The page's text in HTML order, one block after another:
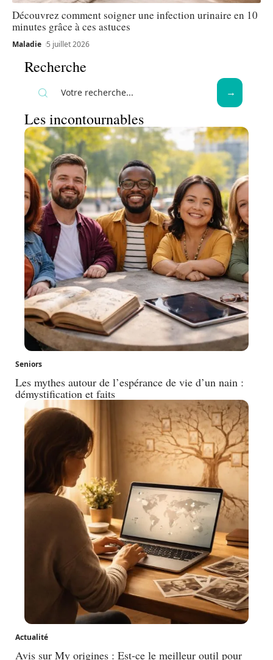
Découvrez comment soigner une infection urinaire en 10
minutes grâce à ces astuces
Maladie 5 juillet 2026
Recherche
Les incontournables
Seniors
Les mythes autour de l’espérance de vie d’un nain :
démystification et faits
Actualité
Avis sur My origines : Est-ce le meilleur outil pour